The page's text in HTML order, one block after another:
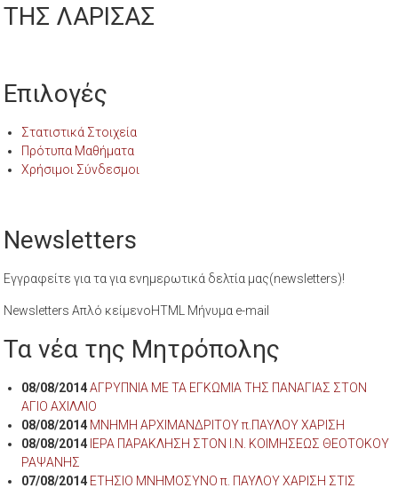
ΤΗΣ ΛΑΡΙΣΑΣ
Επιλογές
Στατιστικά Στοιχεία
Πρότυπα Μαθήματα
Χρήσιμοι Σύνδεσμοι
Newsletters
Εγγραφείτε για τα για ενημερωτικά δελτία μας(newsletters)!
Newsletters Απλό κείμενοHTML Μήνυμα e-mail
Τα νέα της Μητρόπολης
08/08/2014 ΑΓΡΥΠΝΙΑ ΜΕ ΤΑ ΕΓΚΩΜΙΑ ΤΗΣ ΠΑΝΑΓΙΑΣ ΣΤΟΝ
ΑΓΙΟ ΑΧΙΛΛΙΟ
08/08/2014 ΜΝΗΜΗ ΑΡΧΙΜΑΝΔΡΙΤΟΥ π.ΠΑΥΛΟΥ ΧΑΡΙΣΗ
08/08/2014 ΙΕΡΑ ΠΑΡΑΚΛΗΣΗ ΣΤΟΝ Ι.Ν. ΚΟΙΜΗΣΕΩΣ ΘΕΟΤΟΚΟΥ
ΡΑΨΑΝΗΣ
07/08/2014 ΕΤΗΣΙΟ ΜΝΗΜΟΣΥΝΟ π. ΠΑΥΛΟΥ ΧΑΡΙΣΗ ΣΤΙΣ